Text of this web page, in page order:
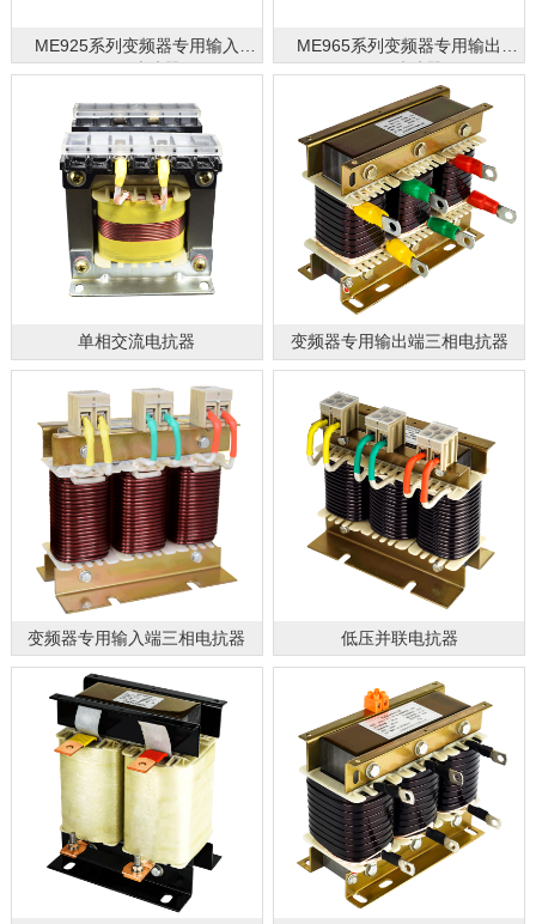
ME925系列变频器专用输入
EMC滤波器
ME965系列变频器专用输出
EMC滤波器
单相交流电抗器 变频器专用输出端三相电抗器
变频器专用输入端三相电抗器 低压并联电抗器